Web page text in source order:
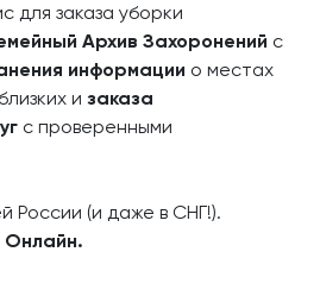
для заказа уборки
Архив Захоронений с
информации о местах
и заказа
с проверенными
России (и даже в СНГ!).
Онлайн.